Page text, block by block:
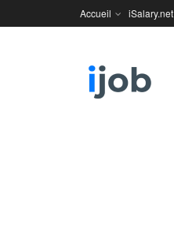
Accueil iSalary.net